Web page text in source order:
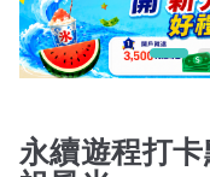
永續遊程打